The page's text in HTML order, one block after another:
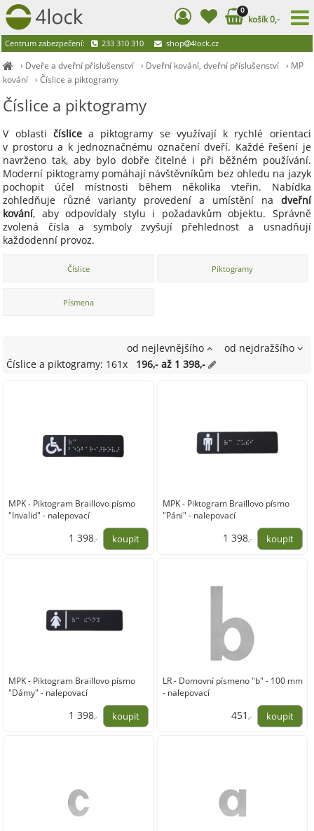
› Dveře a dveřní příslušenství › Dveřní kování, dveřní příslušenství › MP
kování ›Číslice a piktogramy
Číslice a piktogramy
V oblasti číslicea piktogramy se využívají k rychlé orientaci
v prostoru a k jednoznačnému označení dveří. Každé řešení je
navrženo tak, aby bylo dobře čitelné i při běžném používání.
Moderní piktogramy pomáhají návštěvníkům bez ohledu na jazyk
pochopit účel místnosti během několika vteřin. Nabídka
zohledňuje různé varianty provedení a umístění na dveřní
kování, aby odpovídaly stylu i požadavkům objektu. Správně
zvolená čísla a symboly zvyšují přehlednost a usnadňují
každodenní provoz.
Číslice Piktogramy
Písmena
od nejlevnějšího
od nejdražšího
Číslice a piktogramy: 161x
196,- až 1 398,-
MPK - Piktogram Braillovo písmo
"Invalid" - nalepovací
1 398,-
MPK - Piktogram Braillovo písmo
"Páni" - nalepovací
1 398,-
MPK - Piktogram Braillovo písmo
"Dámy" - nalepovací
1 398,-
LR - Domovní písmeno "b" - 100 mm
- nalepovací
451 ,-
0
košík 0,-
Centrum zabezpečení: 233 310 310 shop 4lock.cz